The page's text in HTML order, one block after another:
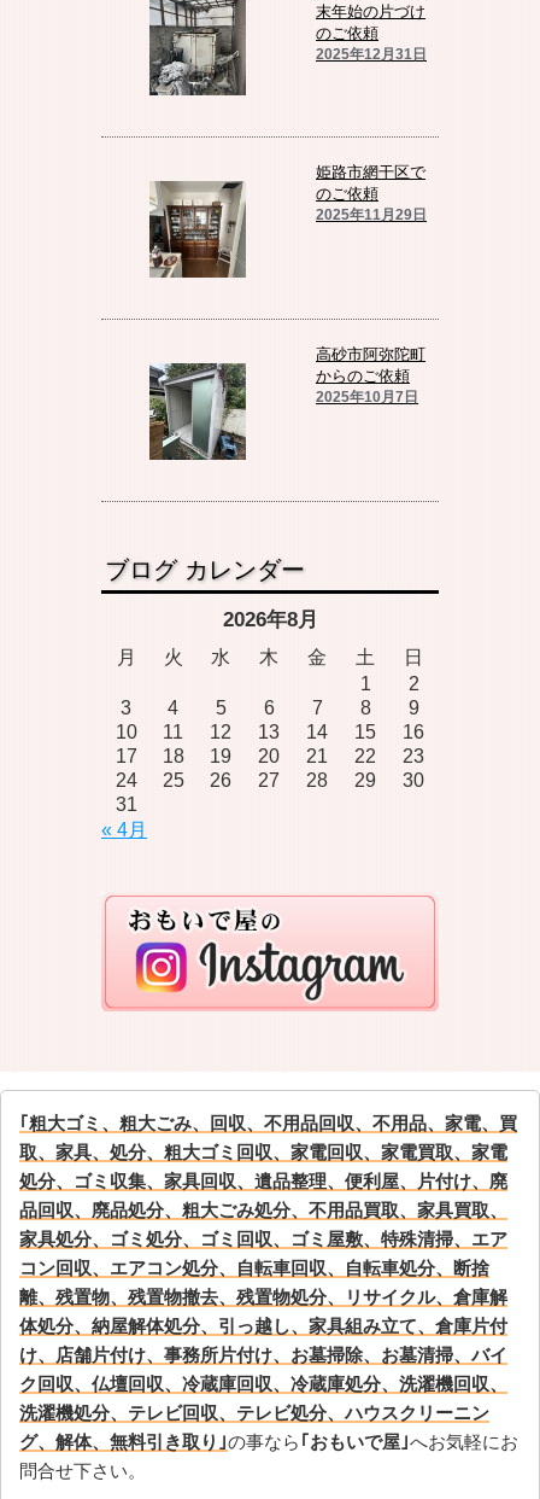
末年始の片づけ
のご依頼
2025年12月31日
姫路市網干区で
のご依頼
2025年11月29日
高砂市阿弥陀町
からのご依頼
2025年10月7日
ブログ カレンダー
2026年8月
月 火 水 木 金 土
日
1
2
3
4 5 6 7 8
9
10
11 12 13 14 15
16
17
18 19 20 21 22
23
24
25 26 27 28 29
30
31
« 4月
｢粗大ゴミ、粗大ごみ、回収、不用品回収、不用品、家電、買
取、家具、処分、粗大ゴミ回収、家電回収、家電買取、家電
処分、ゴミ収集、家具回収、遺品整理、便利屋、片付け、廃
品回収、廃品処分、粗大ごみ処分、不用品買取、家具買取、
家具処分、ゴミ処分、ゴミ回収、ゴミ屋敷、特殊清掃、エア
コン回収、エアコン処分、自転車回収、自転車処分、断捨
離、残置物、残置物撤去、残置物処分、リサイクル、倉庫解
体処分、納屋解体処分、引っ越し、家具組み立て、倉庫片付
け、店舗片付け、事務所片付け、お墓掃除、お墓清掃、バイ
ク回収、仏壇回収、冷蔵庫回収、冷蔵庫処分、洗濯機回収、
洗濯機処分、テレビ回収、テレビ処分、ハウスクリーニン
グ、解体、無料引き取り｣の事なら ｢おもいで屋｣へお気軽にお
問合せ下さい。